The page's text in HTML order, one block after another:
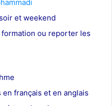
et weekend
ou reporter les
français et en anglais